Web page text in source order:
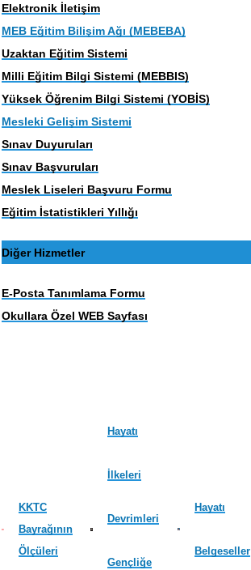
Elektronik İletişim
MEB Eğitim Bilişim Ağı (MEBEBA)
Uzaktan Eğitim Sistemi
Milli Eğitim Bilgi Sistemi (MEBBIS)
Yüksek Öğrenim Bilgi Sistemi (YOBİS)
Mesleki Gelişim Sistemi
Sınav Duyuruları
Sınav Başvuruları
Meslek Liseleri Başvuru Formu
Eğitim İstatistikleri Yıllığı
Diğer Hizmetler
E-Posta Tanımlama Formu
Okullara Özel WEB Sayfası
KKTC
Bayrağının
Ölçüleri
Hayatı
İlkeleri
Devrimleri
Gençliğe
Hayatı
Belgeseller